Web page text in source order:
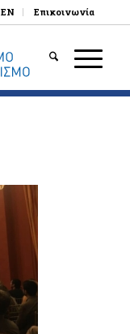
EN Επικοινωνία